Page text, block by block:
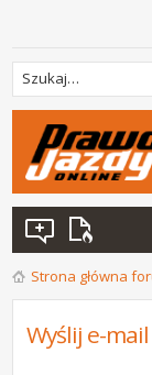
Strona główna
Wyślij e-